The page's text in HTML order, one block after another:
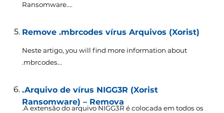
Ransomware....
Remove .mbrcodes vírus Arquivos (Xorist)
Neste artigo, you will find more information about
.mbrcodes...
.Arquivo de vírus NIGG3R (Xorist
Ransomware) – Remova
.A extensão do arquivo NIGG3R é colocada em todos os